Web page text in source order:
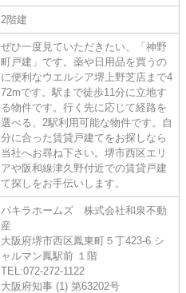
2階建
ぜひ一度見ていただきたい、「神野
町戸建」です。薬や日用品を買うの
に便利なウエルシア堺上野芝店まで4
72mです。駅まで徒歩11分に立地す
る物件です。行く先に応じて経路を
選べる、2駅利用可能な物件です。自
分に合った賃貸戸建てをお探しなら
当社へお尋ね下さい。堺市西区エリ
アや阪和線津久野付近での賃貸戸建
て探しをお手伝いします。
パキラホームズ 株式会社和泉不動
産
大阪府堺市西区鳳東町５丁423-6 シ
ャルマン鳳駅前 １階
TEL:072-272-1122
大阪府知事 (1) 第63202号